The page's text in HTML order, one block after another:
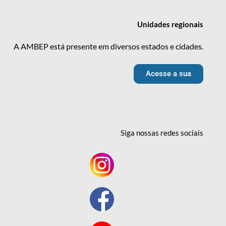
Unidades regionais
A AMBEP está presente em diversos estados e cidades.
Acesse a sua
Siga nossas redessociais